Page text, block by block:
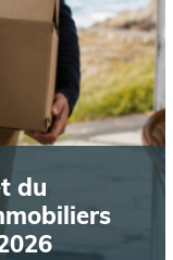
du